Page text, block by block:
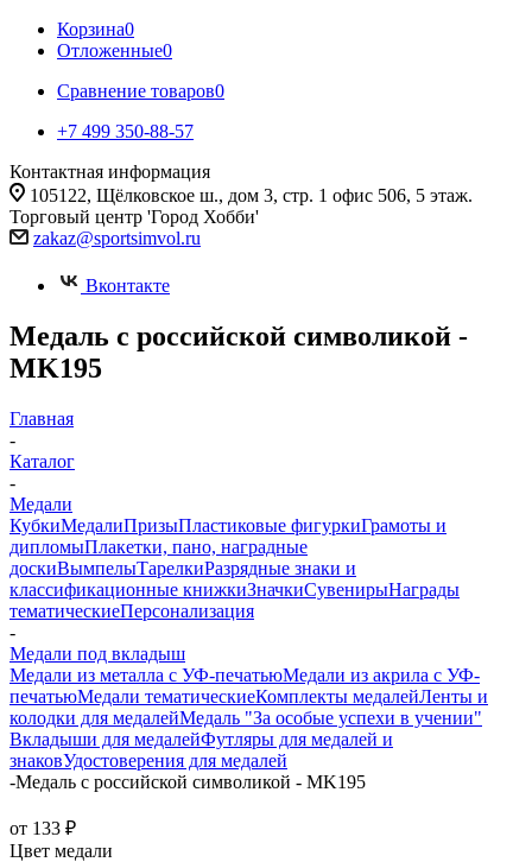
Корзина0
Отложенные0
Сравнение товаров0
+7 499 350-88-57
Контактная информация
105122, Щёлковское ш., дом 3, стр. 1 офис 506, 5 этаж.
Торговый центр 'Город Хобби'
zakaz@sportsimvol.ru
Вконтакте
Медаль с российской символикой -
MK195
Главная
-
Каталог
-
Медали
КубкиМедалиПризыПластиковые фигуркиГрамоты и
дипломыПлакетки, пано, наградные
доскиВымпелыТарелкиРазрядные знаки и
классификационные книжкиЗначкиСувенирыНаграды
тематическиеПерсонализация
-
Медали под вкладыш
Медали из металла с УФ-печатьюМедали из акрила с УФ-
печатьюМедали тематическиеКомплекты медалейЛенты и
колодки для медалейМедаль "За особые успехи в учении"
Вкладыши для медалейФутляры для медалей и
знаковУдостоверения для медалей
-Медаль с российской символикой - MK195
от 133 ₽
Цвет медали